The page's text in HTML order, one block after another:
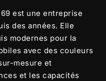
69 est une entreprise
des années. Elle
modernes pour la
avec des couleurs
mesure et
et les capacités